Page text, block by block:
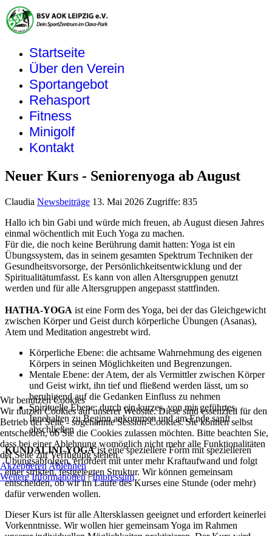
Startseite
Über den Verein
Sportangebot
Rehasport
Fitness
Minigolf
Kontakt
Neuer Kurs - Seniorenyoga ab August
Claudia Newsbeiträge 13. Mai 2026 Zugriffe: 835
Hallo ich bin Gabi und würde mich freuen, ab August diesen Jahres
einmal wöchentlich mit Euch Yoga zu machen.
Für die, die noch keine Berührung damit hatten: Yoga ist ein
Übungssystem, das in seinem gesamten Spektrum Techniken der
Gesundheitsvorsorge, der Persönlichkeitsentwicklung und der
Spiritualitätumfasst. Es kann von allen Altersgruppen genutzt
werden und für alle Altersgruppen angepasst stattfinden.
HATHA-YOGA ist eine Form des Yoga, bei der das Gleichgewicht
zwischen Körper und Geist durch körperliche Übungen (Asanas),
Atem und Meditation angestrebt wird.
Körperliche Ebene: die achtsame Wahrnehmung des eigenen
Körpers in seinen Möglichkeiten und Begrenzungen.
Mentale Ebene: der Atem, der als Vermittler zwischen Körper
und Geist wirkt, ihn tief und fließend werden lässt, um so
beruhigend auf die Gedanken Einfluss zu nehmen
Spirituelle Ebene: durch ein kurzes, von mir geführtes,
Innehalten zu Beginn ankommen und am Ende sanft
abschließen
KUNDALINI-YOGAist eine speziellere Form mit spezielleren
Übungsabfolgen, erfordert mit unter mehr Kraftaufwand und folgt
einer strikten, festgelegten Struktur. Wir können gemeinsam
entscheiden, ob wir im Laufe des Kurses eine Stunde (oder mehr)
dafür verwenden wollen.
Dieser Kurs ist für alle Altersklassen geeignet und erfordert keinerlei
Vorkenntnisse. Wir wollen hier gemeinsam Yoga im Rahmen
Wir benutzen Cookies
Wir nutzen Cookies auf unserer Website. Diese sind essenziell für den
Betrieb der Seite - sogenannte Session-Cookies. Sie können selbst
entscheiden, ob Sie die Cookies zulassen möchten. Bitte beachten Sie,
dass bei einer Ablehnung womöglich nicht mehr alle Funktionalitäten
der Seite zur Verfügung stehen.
AkzeptierenAblehnen
Weitere Informationen|Impressum